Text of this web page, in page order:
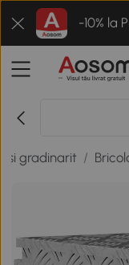
-10% la
si gradinarit /